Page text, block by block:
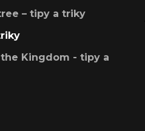
– tipy a triky
Kingdom - tipy a